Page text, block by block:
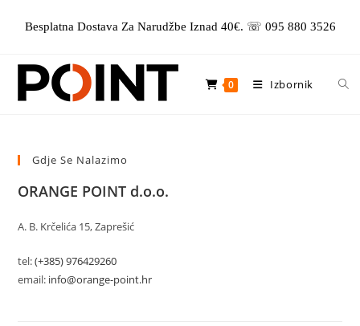
Besplatna Dostava Za Narudžbe Iznad 40€. ☏ 095 880 3526
0 Izbornik
Gdje Se Nalazimo
ORANGE POINT d.o.o.
A. B. Krčelića 15, Zaprešić
tel:(+385) 976429260
email: info@orange-point.hr